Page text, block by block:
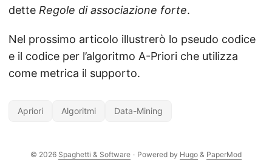
dette Regole di associazione forte.
Nel prossimo articolo illustrerò lo pseudo codice
e il codice per l’algoritmo A-Priori che utilizza
come metrica il supporto.
Apriori Algoritmi Data-Mining
© 2026 Spaghetti & Software · Powered by Hugo & PaperMod